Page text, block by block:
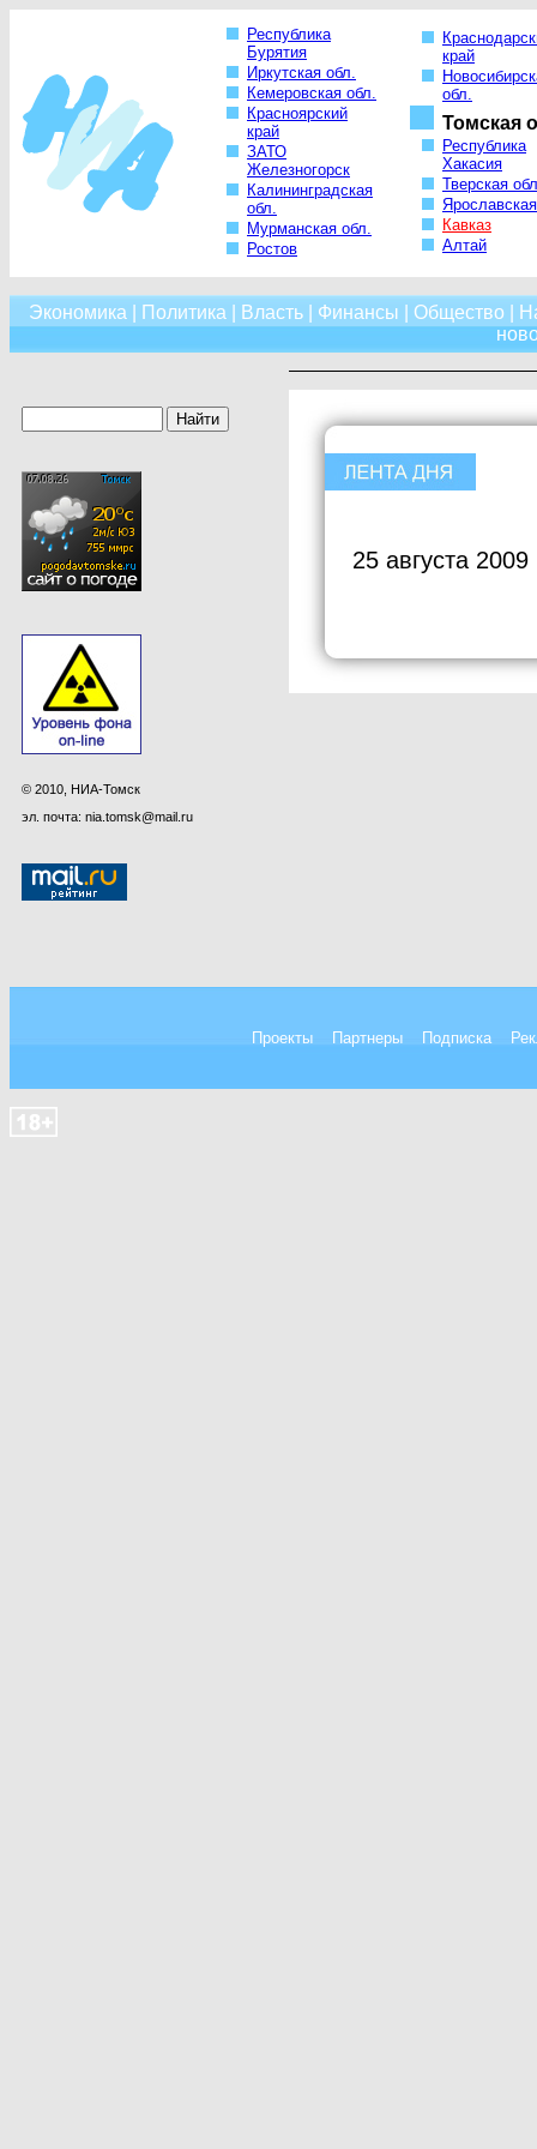
Республика
Бурятия
Иркутская обл.
Кемеровская обл.
Красноярский
край
ЗАТО
Железногорск
Калининградская
обл.
Мурманская обл.
Ростов
край
обл.
Томская
Республика
Хакасия
Тверская
Кавказ
Алтай
Экономика Политика Власть| Финансы Общество
© 2010, НИА-Томск
эл. почта: nia.tomsk@mail.ru
25 августа 2009
Проекты Партнеры Подписка